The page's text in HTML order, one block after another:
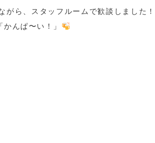
ら、スタッフルームで歓談しました
んぱ〜い！」